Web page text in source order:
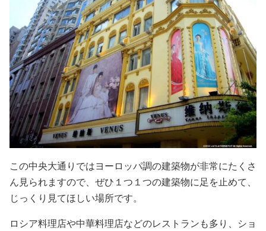
この中央大通りではヨーロッパ調の建築物が非常にたくさ
ん見られますので、ぜひ１つ１つの建築物に足を止めて、
じっくり見てほしい場所です。
ロシア料理店や中華料理店などのレストランも多り、ショ